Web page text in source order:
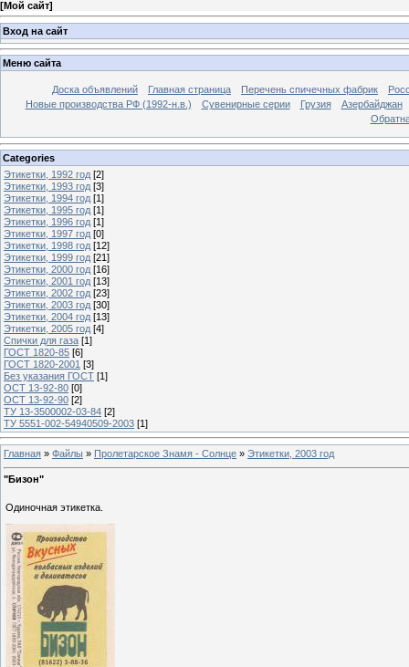
[Мой сайт]
Вход на сайт
Меню сайта
Доска объявлений Главная страница Перечень спичечных фабрик
Новые производства РФ (1992-н.в.)
Сувенирные серии Грузия
Азербайджан
Categories
Этикетки, 1992 год [2]
Этикетки, 1993 год [3]
Этикетки, 1994 год [1]
Этикетки, 1995 год [1]
Этикетки, 1996 год [1]
Этикетки, 1997 год [0]
Этикетки, 1998 год [12]
Этикетки, 1999 год [21]
Этикетки, 2000 год [16]
Этикетки, 2001 год [13]
Этикетки, 2002 год [23]
Этикетки, 2003 год [30]
Этикетки, 2004 год [13]
Этикетки, 2005 год [4]
Спички для газа [1]
ГОСТ 1820-85 [6]
ГОСТ 1820-2001 [3]
Без указания ГОСТ [1]
ОСТ 13-92-80 [0]
ОСТ 13-92-90 [2]
ТУ 13-3500002-03-84 [2]
ТУ 5551-002-54940509-2003 [1]
Главная » Файлы » Пролетарское Знамя - Солнце » Этикетки, 2003 год
"Бизон"
Одиночная этикетка.